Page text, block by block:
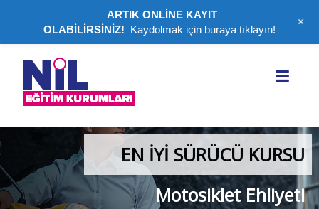
Nil
Eğitim
Lüleburgaz
Ehliyet
EN İYİ SÜRÜCÜ KURSU
Motosiklet Ehliyeti
ARTIK ONLİNE KAYIT
OLABİLİRSİNİZ! Kaydolmak için buraya tıklayın! +